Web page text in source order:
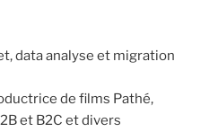
data analyse et migration
de films Pathé,
et B2C et divers